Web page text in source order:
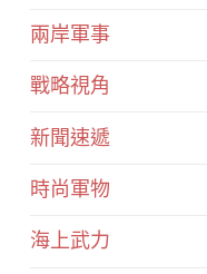
兩岸軍事
戰略視角
新聞速遞
時尚軍物
海上武力